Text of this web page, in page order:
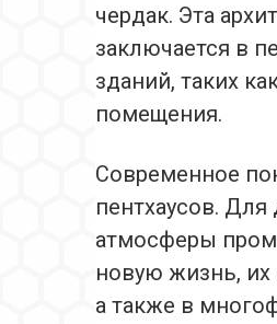
чердак. Эта
заключается в
зданий, таких
помещения.
Современное
пентхаусов. Для
атмосферы
новую жизнь,
а также в